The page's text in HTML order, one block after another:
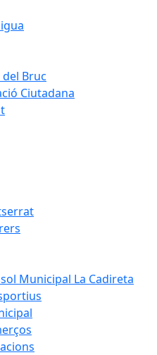
Bruc
Ciutadana
Municipal La Cadireta